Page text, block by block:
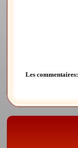
Les commentaires: